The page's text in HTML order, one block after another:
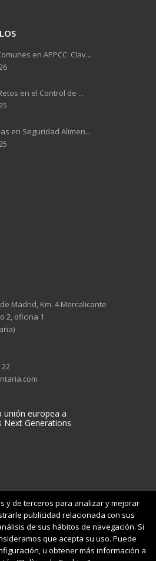
en APPCC: Clav...
en el Control de ...
en Seguridad Alimen...
Madrid, Km. 4 Mercalicante
2, oficina 1
22
Privacidad | Cookies | Aviso Legal |
Accesibilidad
y de terceros para analizar y mejorar
publicidad relacionada con sus
de sus hábitos de navegación. Si
que acepta su uso. Puede
u obtener más información a